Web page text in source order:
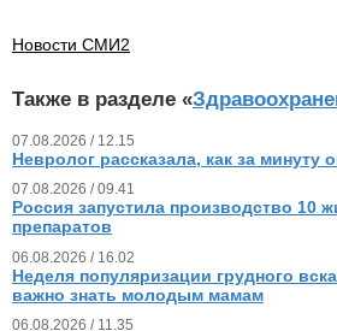
Новости СМИ2
Также в разделе «
07.08.2026 / 12.15
Невролог рассказала, как за минуту
07.08.2026 / 09.41
Россия запустила производство 10
препаратов
06.08.2026 / 16.02
Неделя популяризации грудного
важно знать молодым мамам
06.08.2026 / 11.35